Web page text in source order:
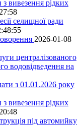
вивезення рідких
селищної ради
2026-01-08
централізованого
водовідведення на
з 01.01.2026 року
вивезення рідких
під автомийку